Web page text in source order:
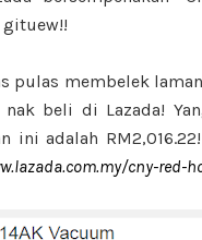
pulas membelek
beli di Lazada!
ini adalah
cny-red-